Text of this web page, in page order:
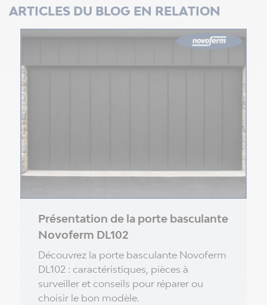
ARTICLES DU BLOG EN RELATION
Présentation de la porte basculante
Novoferm DL102
Découvrez la porte basculante Novoferm
DL102 : caractéristiques, pièces à
surveiller et conseils pour réparer ou
choisir le bon modèle.